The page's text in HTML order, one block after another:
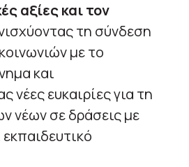
αξίες και τον
τη σύνδεση
με το
και
νέες ευκαιρίες για τη
νέων σε δράσεις με